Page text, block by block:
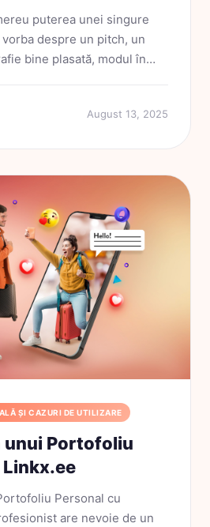
puterea unei singure
despre un pitch, un
bine plasată, modul în
un singur link care poate
August 13, 2025
ȘI CAZURI DE UTILIZARE
unui Portofoliu
Personal cu
are nevoie de un